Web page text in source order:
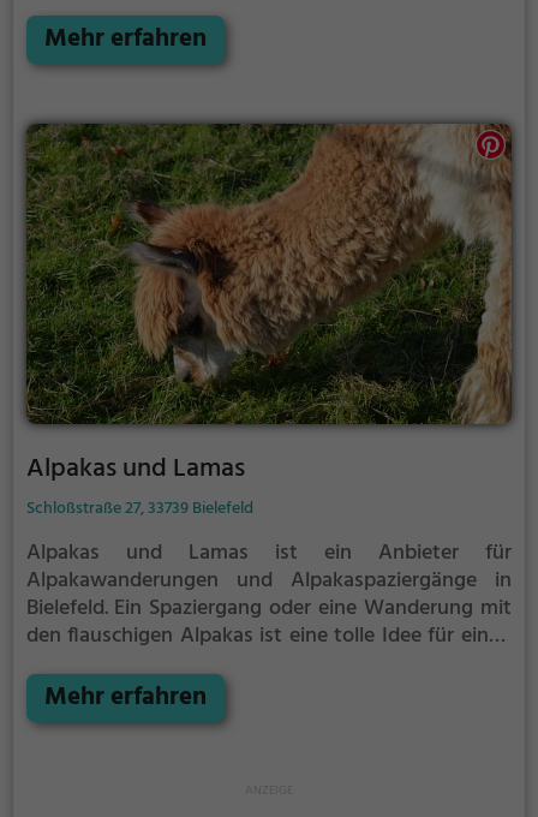
Begleiter für unsere Alpaka- und Lama-
Veranstaltungen!
Mehr erfahren
Alpakas und Lamas
Schloßstraße 27, 33739 Bielefeld
Alpakas und Lamas ist ein Anbieter für
Alpakawanderungen und Alpakaspaziergänge in
Bielefeld. Ein Spaziergang oder eine Wanderung mit
den flauschigen Alpakas ist eine tolle Idee für einen
Familie. Die kuscheligen Tiere strahlen eine
unheimliche Ruhe aus und werden daher auch
Mehr erfahren